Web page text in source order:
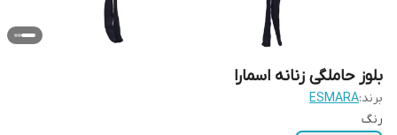
بلوز حاملگی زنانه اسمارا
برند:ESMARA
رنگ